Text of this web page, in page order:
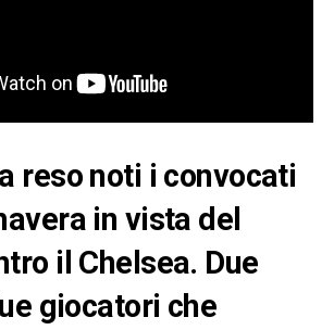
reso noti i convocati
in vista del
il Chelsea. Due
giocatori che